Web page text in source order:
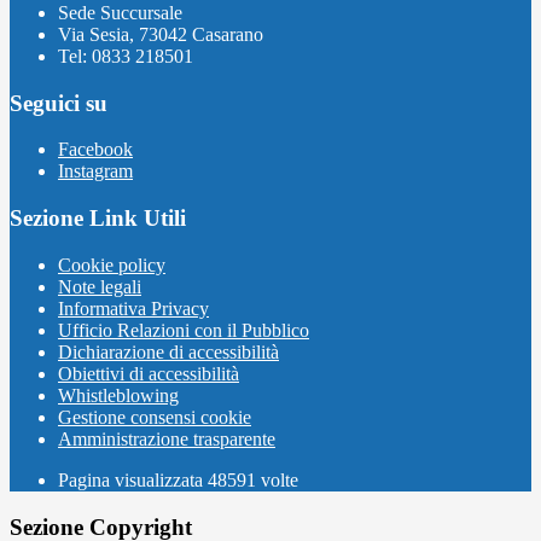
Sede Succursale
Via Sesia, 73042 Casarano
Tel: 0833 218501
Seguici su
Facebook
Instagram
Sezione Link Utili
Cookie policy
Note legali
Informativa Privacy
Ufficio Relazioni con il Pubblico
Dichiarazione di accessibilità
Obiettivi di accessibilità
Whistleblowing
Gestione consensi cookie
Amministrazione trasparente
Pagina visualizzata 48591 volte
Sezione Copyright